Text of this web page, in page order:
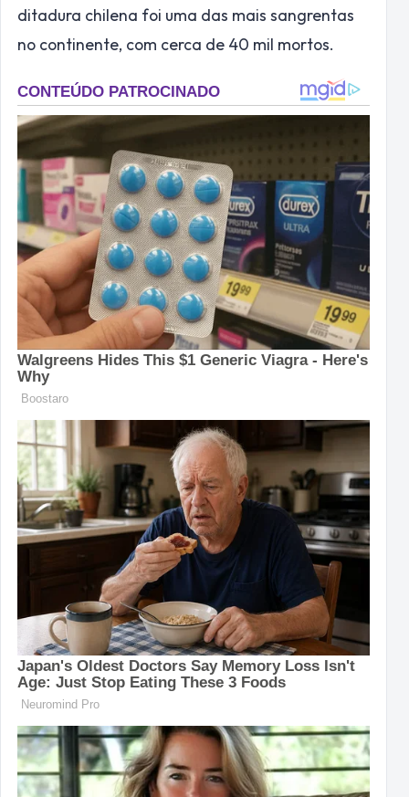
ditadura chilena foi uma das mais sangrentas
no continente, com cerca de 40 mil mortos.